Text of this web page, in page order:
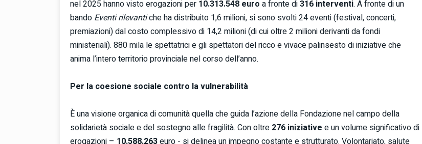
nel 2025 hanno visto erogazioni per 10.313.548 euro a fronte di316 interventi. A fronte di un
bando Eventi rilevantiche ha distribuito 1,6 milioni, si sono svolti 24 eventi (festival, concerti,
premiazioni) dal costo complessivo di 14,2 milioni (di cui oltre 2 milioni derivanti da fondi
ministeriali). 880 mila le spettatrici e gli spettatori del ricco e vivace palinsesto di iniziative che
anima l’intero territorio provinciale nel corso dell’anno.
Per la coesione sociale contro la vulnerabilità
È una visione organica di comunità quella che guida l’azione della Fondazione nel campo della
solidarietà sociale e del sostegno alle fragilità. Con oltre 276 iniziative e un volume significativo di
erogazioni – 10.588.263euro - si delinea un impegno costante e strutturato. Volontariato, salute